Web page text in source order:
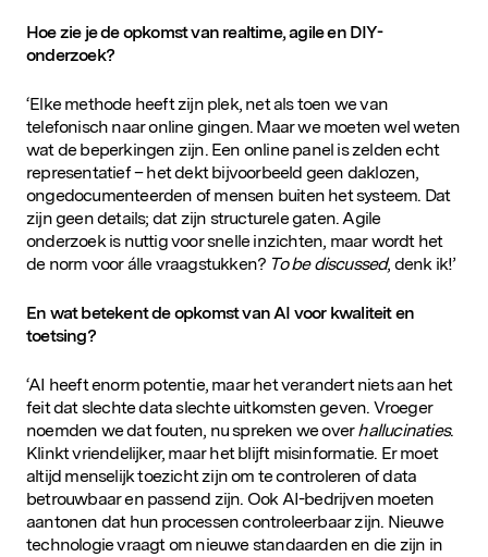
Hoe zie je de opkomst van realtime, agile en DIY-
onderzoek?
‘Elke methode heeft zijn plek, net als toen we van
telefonisch naar online gingen. Maar we moeten wel weten
wat de beperkingen zijn. Een online panel is zelden echt
representatief – het dekt bijvoorbeeld geen daklozen,
ongedocumenteerden of mensen buiten het systeem. Dat
zijn geen details; dat zijn structurele gaten. Agile
onderzoek is nuttig voor snelle inzichten, maar wordt het
de norm voor álle vraagstukken? To be discussed, denk ik!’
En wat betekent de opkomst van AI voor kwaliteit en
toetsing?
‘AI heeft enorm potentie, maar het verandert niets aan het
feit dat slechte data slechte uitkomsten geven. Vroeger
noemden we dat fouten, nu spreken we overhallucinaties.
Klinkt vriendelijker, maar het blijft misinformatie. Er moet
altijd menselijk toezicht zijn om te controleren of data
betrouwbaar en passend zijn. Ook AI-bedrijven moeten
aantonen dat hun processen controleerbaar zijn. Nieuwe
technologie vraagt om nieuwe standaarden en die zijn in